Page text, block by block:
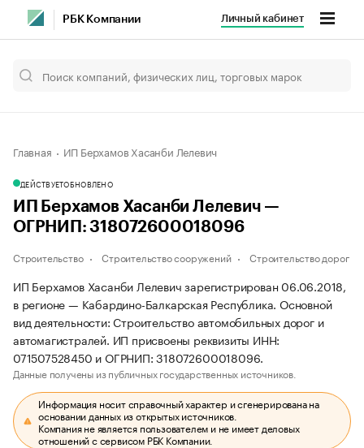
РБК Компании Личный кабинет
Главная ИП Берхамов Хасанби Лелевич
ДЕЙСТВУЕТОБНОВЛЕНО
ИП Берхамов Хасанби Лелевич —
ОГРНИП: 318072600018096
Строительство Строительство сооружений Строительство дорог
ИП Берхамов Хасанби Лелевич зарегистрирован 06.06.2018,
в регионе — Кабардино-Балкарская Республика. Основной
вид деятельности: Строительство автомобильных дорог и
автомагистралей. ИП присвоены реквизиты ИНН:
071507528450 и ОГРНИП: 318072600018096.
Данные получены из публичных государственных источников.
Информация носит справочный характер и сгенерирована на
основании данных из открытых источников.
Компания не является пользователем и не имеет деловых
отношений с сервисом РБК Компании.